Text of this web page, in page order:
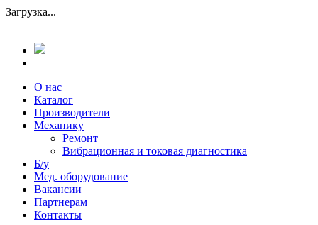
Загрузка...
О нас
Каталог
Производители
Механику
Ремонт
Вибрационная и токовая диагностика
Б/у
Мед. оборудование
Вакансии
Партнерам
Контакты